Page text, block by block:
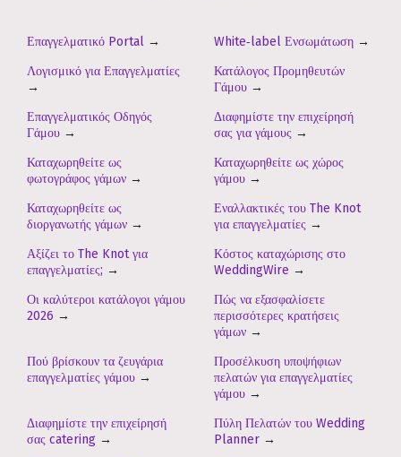
Επαγγελματικό Portal → White‑label Ενσωμάτωση →
Λογισμικό για Επαγγελματίες
→
Κατάλογος Προμηθευτών
Γάμου →
Επαγγελματικός Οδηγός
Γάμου →
Διαφημίστε την επιχείρησή
σας για γάμους →
Καταχωρηθείτε ως
φωτογράφος γάμων →
Καταχωρηθείτε ως χώρος
γάμου →
Καταχωρηθείτε ως
διοργανωτής γάμων →
Εναλλακτικές του The Knot
για επαγγελματίες →
Αξίζει το The Knot για
επαγγελματίες; →
Κόστος καταχώρισης στο
WeddingWire →
Οι καλύτεροι κατάλογοι γάμου
2026 →
Πώς να εξασφαλίσετε
περισσότερες κρατήσεις
γάμων →
Πού βρίσκουν τα ζευγάρια
επαγγελματίες γάμου →
Προσέλκυση υποψήφιων
πελατών για επαγγελματίες
γάμου →
Διαφημίστε την επιχείρησή
σας catering →
Πύλη Πελατών του Wedding
Planner →